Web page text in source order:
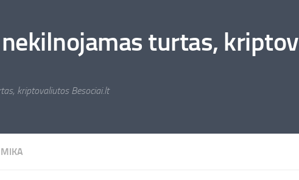
turtas,
kriptovaliutos Besociai.lt